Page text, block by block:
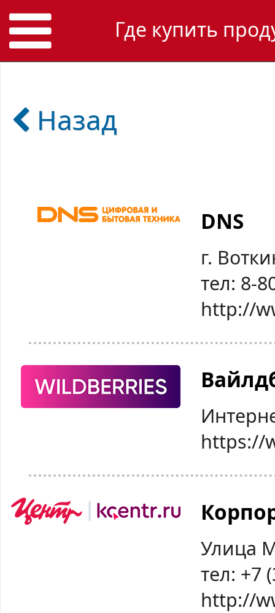
Где купить
Назад
DNS
г.
тел: 8-
http://
https://
Улица
тел: +7
http://